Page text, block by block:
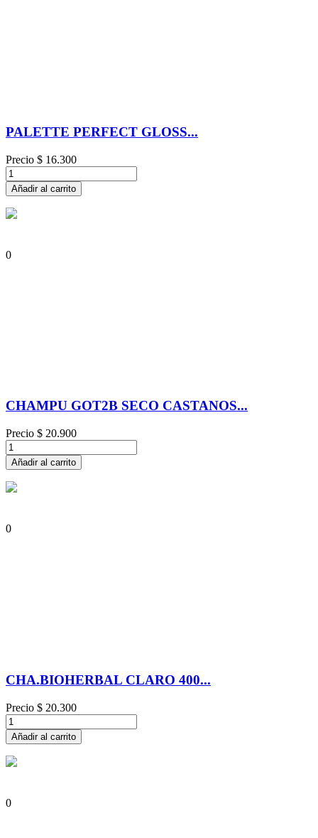
PALETTE PERFECT GLOSS...
Precio $ 16.300
Añadir al carrito
0
CHAMPU GOT2B SECO CASTANOS...
Precio $ 20.900
Añadir al carrito
0
CHA.BIOHERBAL CLARO 400...
Precio $ 20.300
Añadir al carrito
0